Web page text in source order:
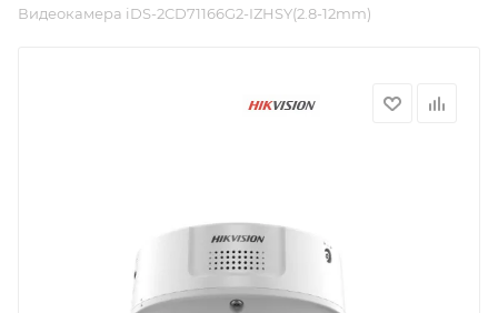
Видеокамера iDS-2CD71166G2-IZHSY(2.8-12mm)